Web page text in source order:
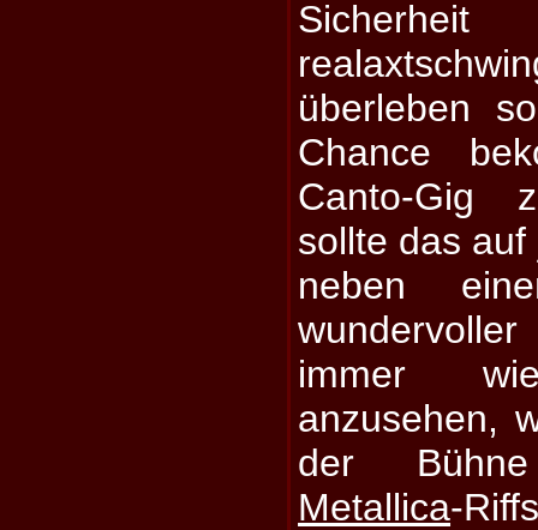
überleben
Chance
Canto-Gig
sollte das
neben
immer
anzusehen,
der
Metallica-